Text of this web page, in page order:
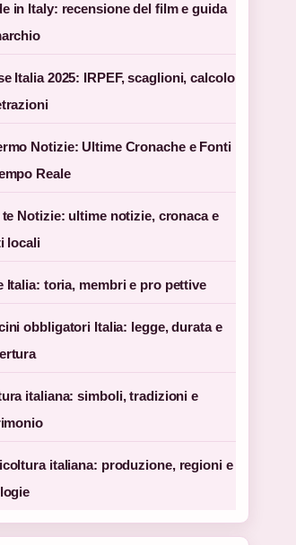
in Italy: recensione del film e guida
Italia 2025: IRPEF, scaglioni, calcolo
Notizie: Ultime Cronache e Fonti
Reale
te Notizie: ultime notizie, cronaca e
locali
Italia: toria, membri e pro pettive
obbligatori Italia: legge, durata e
italiana: simboli, tradizioni e
italiana: produzione, regioni e